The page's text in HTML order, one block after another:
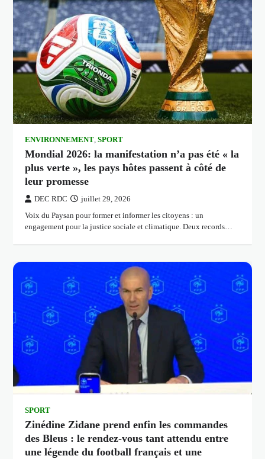
ENVIRONNEMENT ,SPORT
Mondial 2026: la manifestation n’a pas été « la
plus verte », les pays hôtes passent à côté de
leur promesse
DEC RDC juillet 29, 2026
Voix du Paysan pour former et informer les citoyens : un
engagement pour la justice sociale et climatique. Deux records…
SPORT
Zinédine Zidane prend enfin les commandes
des Bleus : le rendez-vous tant attendu entre
une légende du football français et une